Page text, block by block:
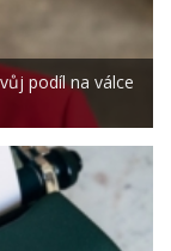
podíl na válce